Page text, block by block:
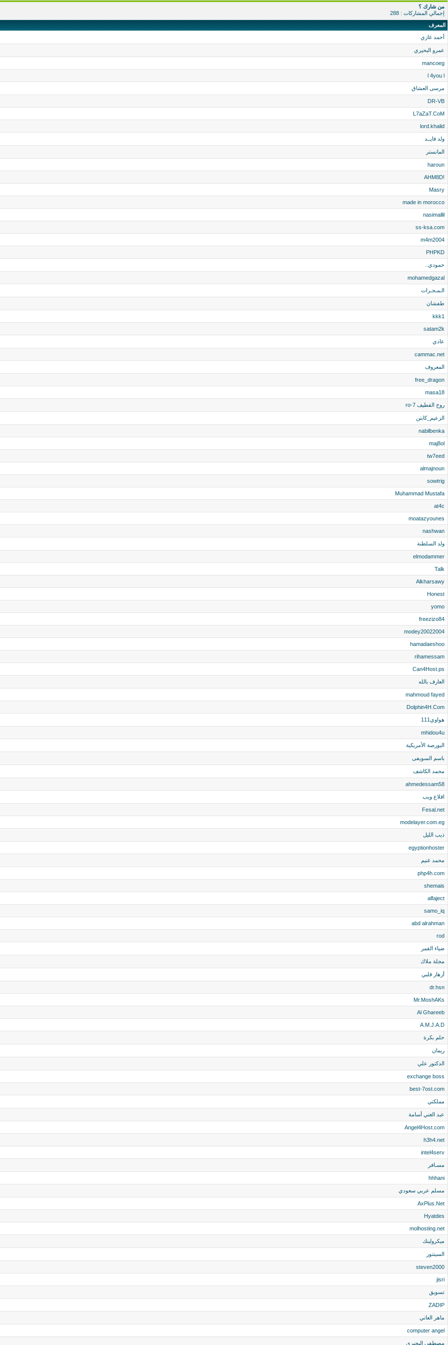
من شارك ؟
إجمالي المشاركات : 288
المعرف
أحمد غازي
عمرو البحيري
mancoeg
l 4you l
مرسى العشاق
DR-VB
L7aZaT.CoM
lord.khalid
ولد فايــد
المانستر
haroun
!AHM8D
Masry
made in morocco
nasimallil
ss-ksa.com
m4m2004
PHPKD
حمودي..
mohamedgazal
الـمـجـرات
طفشان
kkk1
satam2k
عادي
cammac.net
المعروف
free_dragon
masa18
روح القطيف ro-7
الزعيم_كابتن
nabilbenka
maj8ol
tw7eed
almajnoun
sowtrig
Muhammad Mustafa
at4c
moatazyounes
nashwan
ولد السلطنة
elmodammer
Talk
Alkharsawy
Honest
yomo
freezizo84
modey20022004
hamadaeshoo
rihamessam
Can4Host.ps
العارف بالله
mahmoud fayed
Dolphin4H.Com
هواوي111
mhidou4u
البورصة الأمريكية
باسم السويفى
محمد الكاشف
ahmedessam58
اقلاع ويب
Fesal.net
modelayer.com.eg
ذيب الليل
egyptionhoster
محمد غنيم
php4h.com
shemais
alfaject
samo_iq
abd alrahman
rod
ضياء القمر
مجلة ملاك
أزهار قلبي
dr.hsn
Mr.MoshAKs
Al Ghareeb
A.M.J.A.D
حلم بكرة
ريمان
الدكتور علي
exchange boss
best-7ost.com
مملكتي
عبد الغني أسامة
Angel4Host.com
h3h4.net
intel4serv
مسـافر
hhhani
مسلم عربي سعودي
AxPlus.Net
Hyatdes
molhosting.net
ميكرولينك
السينتور
steven2000
jisri
تسويق
ZADIP
ماهر العاني
computer angel
مصطفى البحيرى